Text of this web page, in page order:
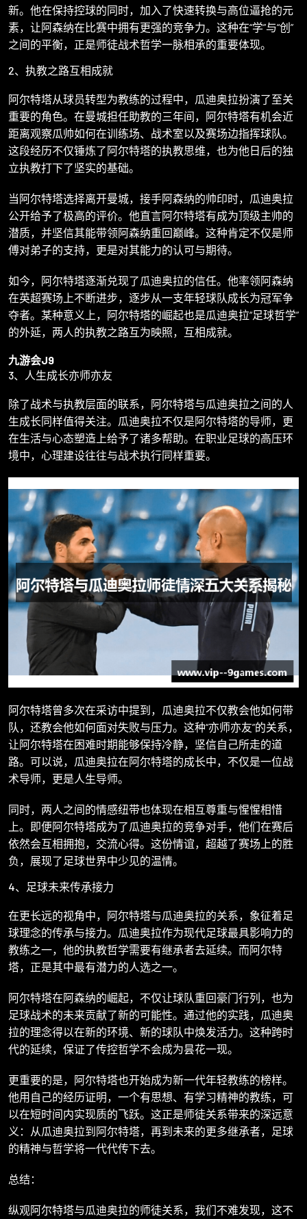
新。他在保持控球的同时，加入了快速转换与高位逼抢的元
素，让阿森纳在比赛中拥有更强的竞争力。这种在“学”与“创”
之间的平衡，正是师徒战术哲学一脉相承的重要体现。
2、执教之路互相成就
阿尔特塔从球员转型为教练的过程中，瓜迪奥拉扮演了至关
重要的角色。在曼城担任助教的三年间，阿尔特塔有机会近
距离观察瓜帅如何在训练场、战术室以及赛场边指挥球队。
这段经历不仅锤炼了阿尔特塔的执教思维，也为他日后的独
立执教打下了坚实的基础。
当阿尔特塔选择离开曼城，接手阿森纳的帅印时，瓜迪奥拉
公开给予了极高的评价。他直言阿尔特塔有成为顶级主帅的
潜质，并坚信其能带领阿森纳重回巅峰。这种肯定不仅是师
傅对弟子的支持，更是对其能力的认可与期待。
如今，阿尔特塔逐渐兑现了瓜迪奥拉的信任。他率领阿森纳
在英超赛场上不断进步，逐步从一支年轻球队成长为冠军争
夺者。某种意义上，阿尔特塔的崛起也是瓜迪奥拉“足球哲学”
的外延，两人的执教之路互为映照，互相成就。
九游会J9
3、人生成长亦师亦友
除了战术与执教层面的联系，阿尔特塔与瓜迪奥拉之间的人
生成长同样值得关注。瓜迪奥拉不仅是阿尔特塔的导师，更
在生活与心态塑造上给予了诸多帮助。在职业足球的高压环
境中，心理建设往往与战术执行同样重要。
阿尔特塔曾多次在采访中提到，瓜迪奥拉不仅教会他如何带
队，还教会他如何面对失败与压力。这种“亦师亦友”的关系，
让阿尔特塔在困难时期能够保持冷静，坚信自己所走的道
路。可以说，瓜迪奥拉在阿尔特塔的成长中，不仅是一位战
术导师，更是人生导师。
同时，两人之间的情感纽带也体现在相互尊重与惺惺相惜
上。即便阿尔特塔成为了瓜迪奥拉的竞争对手，他们在赛后
依然会互相拥抱，交流心得。这份情谊，超越了赛场上的胜
负，展现了足球世界中少见的温情。
4、足球未来传承接力
在更长远的视角中，阿尔特塔与瓜迪奥拉的关系，象征着足
球理念的传承与接力。瓜迪奥拉作为现代足球最具影响力的
教练之一，他的执教哲学需要有继承者去延续。而阿尔特
塔，正是其中最有潜力的人选之一。
阿尔特塔在阿森纳的崛起，不仅让球队重回豪门行列，也为
足球战术的未来贡献了新的可能性。通过他的实践，瓜迪奥
拉的理念得以在新的环境、新的球队中焕发活力。这种跨时
代的延续，保证了传控哲学不会成为昙花一现。
更重要的是，阿尔特塔也开始成为新一代年轻教练的榜样。
他用自己的经历证明，一个有思想、有学习精神的教练，可
以在短时间内实现质的飞跃。这正是师徒关系带来的深远意
义：从瓜迪奥拉到阿尔特塔，再到未来的更多继承者，足球
的精神与哲学将一代代传下去。
总结：
纵观阿尔特塔与瓜迪奥拉的师徒关系，我们不难发现，这不